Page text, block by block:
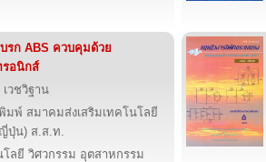
บรก ABS ควบคุมด้วย
รอนิกส์
วชวิฐาน
มพ์ สมาคมส่งเสริมเทคโนโลยี
ปุ่น) ส.ส.ท.
โลยี วิศวกรรม อุตสาหกรรม